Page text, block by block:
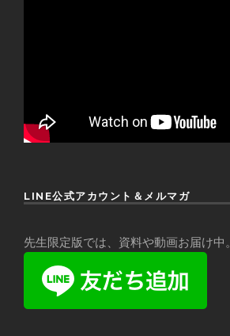
LINE公式アカウント＆メルマガ
先生限定版では、資料や動画お届け中。